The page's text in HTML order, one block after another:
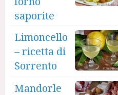
saporite
Limoncello
– ricetta di
Sorrento
Mandorle